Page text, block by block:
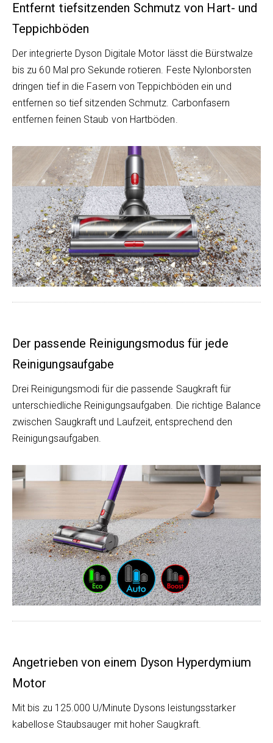
Entfernt tiefsitzenden Schmutz von Hart- und
Teppichböden
Der integrierte Dyson Digitale Motor lässt die Bürstwalze
bis zu 60 Mal pro Sekunde rotieren. Feste Nylonborsten
dringen tief in die Fasern von Teppichböden ein und
entfernen so tief sitzenden Schmutz. Carbonfasern
entfernen feinen Staub von Hartböden.
Der passende Reinigungsmodus für jede
Reinigungsaufgabe
Drei Reinigungsmodi für die passende Saugkraft für
unterschiedliche Reinigungsaufgaben. Die richtige Balance
zwischen Saugkraft und Laufzeit, entsprechend den
Reinigungsaufgaben.
Angetrieben von einem Dyson Hyperdymium
Motor
Mit bis zu 125.000 U/Minute Dysons leistungsstarker
kabellose Staubsauger mit hoher Saugkraft.